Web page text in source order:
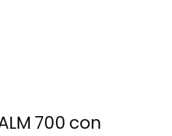
700 con